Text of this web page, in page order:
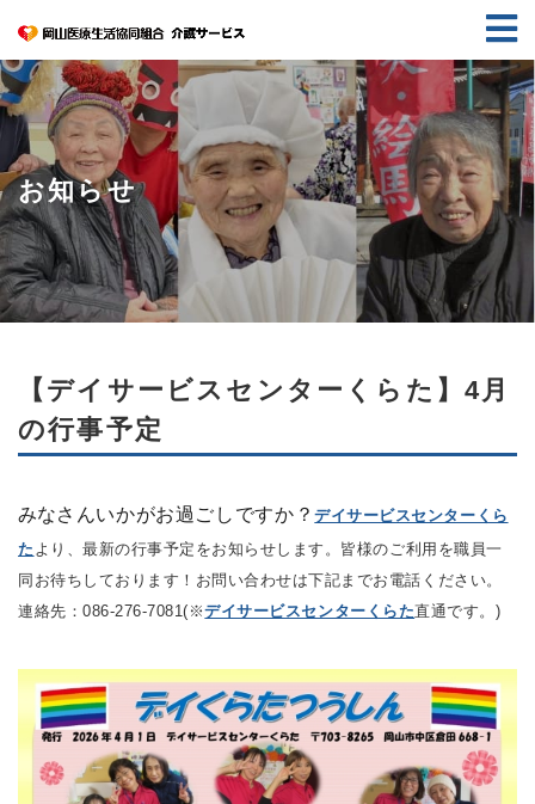
お知らせ
【デイサービスセンターくらた】4月
の行事予定
みなさんいかがお過ごしですか？デイサービスセンターくら
た より、最新の行事予定をお知らせします。 皆様のご利用を職員一
同お待ちしております！お問い合わせは下記までお電話ください。
連絡先：086-276-7081(※デイサービスセンターくらた直通です。)